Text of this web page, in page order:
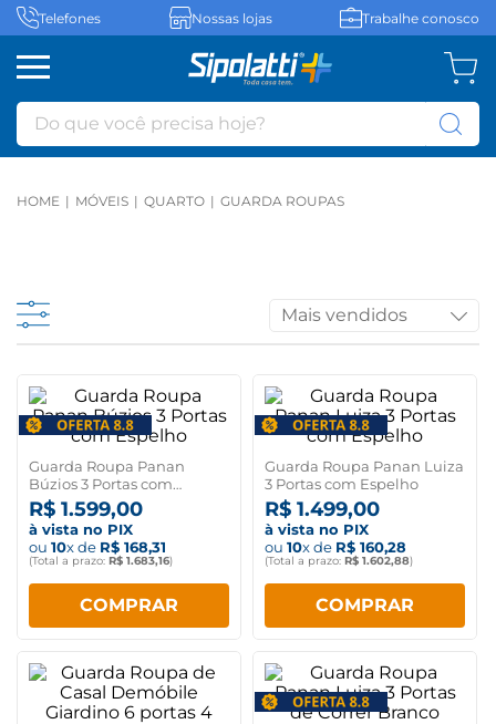
Telefones Nossas lojas Trabalhe conosco
Do que você precisa hoje?
MÓVEIS QUARTO GUARDA ROUPAS
Mais vendidos
Guarda Roupa Panan
Búzios 3 Portas com
Espelho
R$ 1.599,00
à vista no PIX
ou 10x de R$ 168,31
(Total a prazo: R$ 1.683,16)
COMPRAR
Guarda Roupa Panan Luiza
3 Portas com Espelho
R$ 1.499,00
à vista no PIX
ou 10x de R$ 160,28
(Total a prazo: R$ 1.602,88)
COMPRAR